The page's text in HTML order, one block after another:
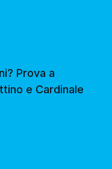
Prova a
e Cardinale